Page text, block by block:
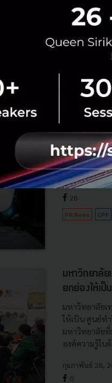
ธุรกิจที่มีการ
สนใจคือธุรกิ
กันยายน 20,
CPF จับมื
สตาร์ทอัพ ค
CPF ร่วมมือ
คอนเน็ค" ขับเ
มีนาคม 31,
28
PR News CPF
มหาวิทยาลัย
ยกย่องให้เป็
มหาวิทยาลัยเ
ให้เป็น ศูนย์ทำ
มหาวิทยาลัยที่
องค์ความรู้ในด้
กุมภาพันธ์ 28,
0